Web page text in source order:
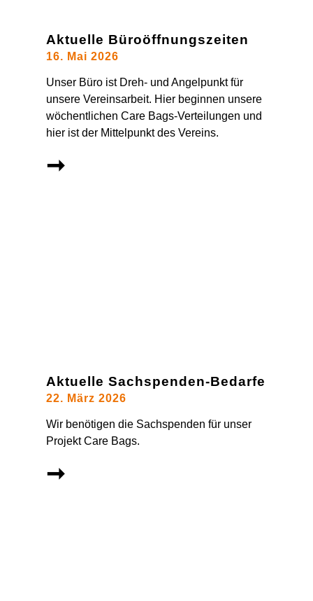
Aktuelle Büroöffnungszeiten
16. Mai 2026
Unser Büro ist Dreh- und Angelpunkt für
unsere Vereinsarbeit. Hier beginnen unsere
wöchentlichen Care Bags-Verteilungen und
hier ist der Mittelpunkt des Vereins.
➞
Aktuelle Sachspenden-Bedarfe
22. März 2026
Wir benötigen die Sachspenden für unser
Projekt Care Bags.
➞